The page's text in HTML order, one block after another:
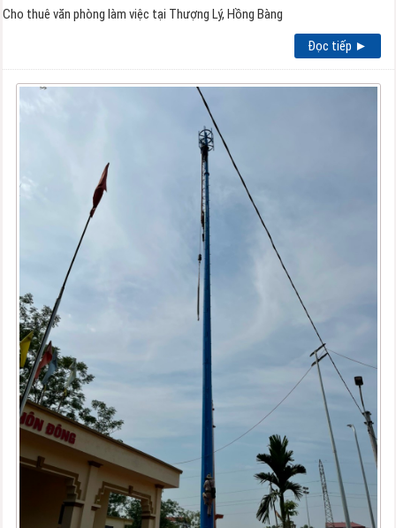
Cho thuê văn phòng làm việc tại Thượng Lý, Hồng Bàng
Đọc tiếp ►